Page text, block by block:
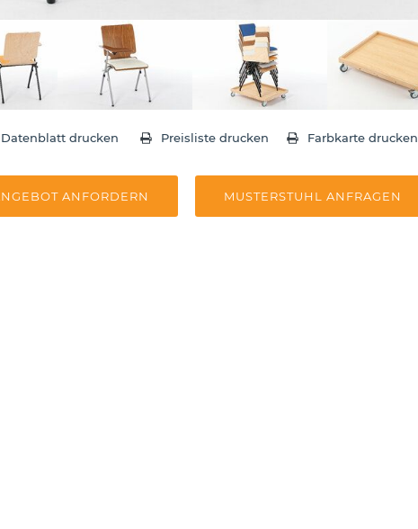
Datenblatt drucken Preisliste drucken Farbkarte drucken
ANFORDERN MUSTERSTUHL ANFRAGEN